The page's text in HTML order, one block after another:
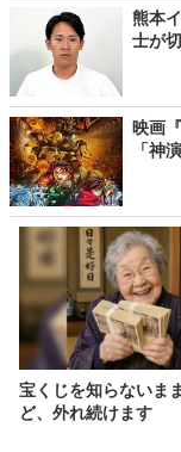
熊本
士が
映画
「神
宝くじを知らないま
ど、外れ続けます